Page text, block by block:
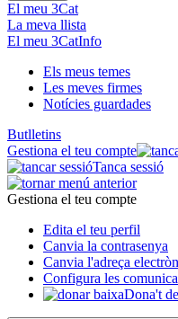
El meu 3Cat
La meva llista
El meu 3CatInfo
Els meus temes
Les meves firmes
Notícies guardades
Butlletins
Gestiona el teu compte
Tanca sessió
Gestiona el teu compte
Edita el teu perfil
Canvia la contrasenya
Canvia l'adreça
Configura les
Dona't